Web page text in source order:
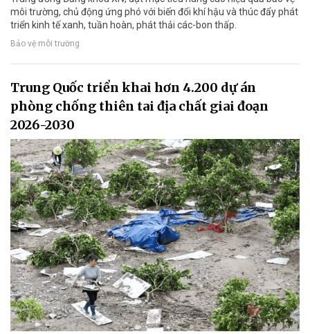
môi trường, chủ động ứng phó với biến đổi khí hậu và thúc đẩy phát
triển kinh tế xanh, tuần hoàn, phát thải các-bon thấp.
Bảo vệ môi trường
Trung Quốc triển khai hơn 4.200 dự án
phòng chống thiên tai địa chất giai đoạn
2026-2030